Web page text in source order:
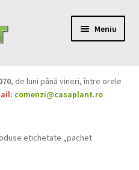
Meniu
, de luni până vineri, între orele
comenzi@casaplant.ro
etichetate „pachet